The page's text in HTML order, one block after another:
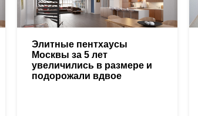
Элитные пентхаусы
Москвы за 5 лет
увеличились в размере и
подорожали вдвое